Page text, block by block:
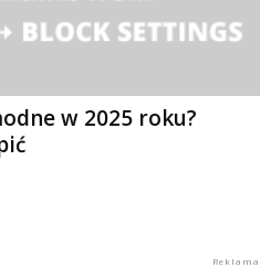
w 2025 roku?